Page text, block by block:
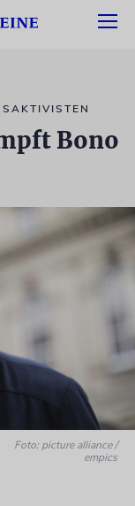
Bono
Foto: picture alliance /
empics